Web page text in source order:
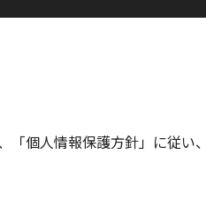
個人情報保護方針」に従い